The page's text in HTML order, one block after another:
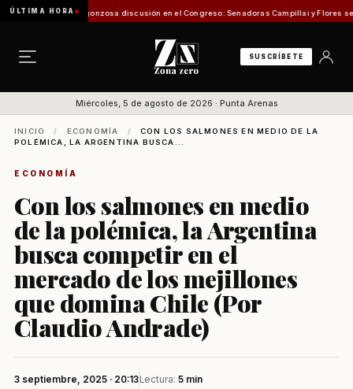
ÚLTIMA HORA
Vergonzosa discusión en el Congreso: Senadoras Campillai y Flores se
SUSCRÍBETE
Miércoles, 5 de agosto de 2026 · Punta Arenas
INICIO / ECONOMÍA /
CON LOS SALMONES EN MEDIO DE LA
POLÉMICA, LA ARGENTINA BUSCA...
ECONOMÍA
Con los salmones en medio
de la polémica, la Argentina
busca competir en el
mercado de los mejillones
que domina Chile (Por
Claudio Andrade)
3 septiembre, 2025 · 20:13Lectura: 5 min